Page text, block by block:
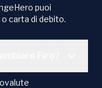
puoi
carta di debito.